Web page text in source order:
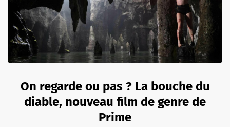
On regarde ou pas ? La bouche du
diable, nouveau film de genre de
Prime